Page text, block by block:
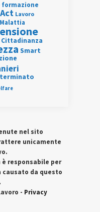
formazione
Lavoro
Malattia
Smart
nel sito
unicamente
è responsabile per
causato da questo
- Privacy